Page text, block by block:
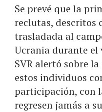
Se prevé que la
reclutas, descritos
trasladada al
Ucrania durante el
SVR alertó sobre
estos individuos
participación, con
regresen jamás a